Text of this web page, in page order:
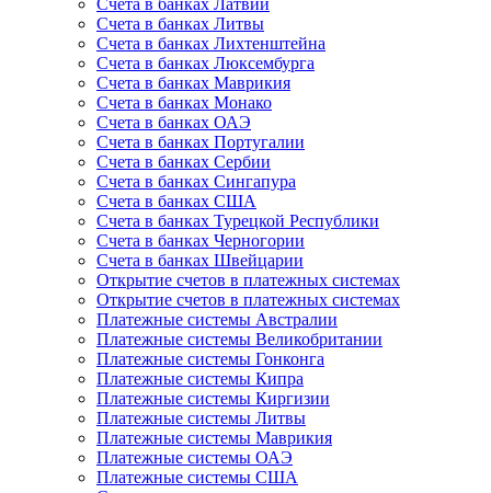
Счета в банках Латвии
Счета в банках Литвы
Счета в банках Лихтенштейна
Счета в банках Люксембурга
Счета в банках Маврикия
Счета в банках Монако
Счета в банках ОАЭ
Счета в банках Португалии
Счета в банках Сербии
Счета в банках Сингапура
Счета в банках США
Счета в банках Турецкой Республики
Счета в банках Черногории
Счета в банках Швейцарии
Открытие счетов в платежных системах
Открытие счетов в платежных системах
Платежные системы Австралии
Платежные системы Великобритании
Платежные системы Гонконга
Платежные системы Кипра
Платежные системы Киргизии
Платежные системы Литвы
Платежные системы Маврикия
Платежные системы ОАЭ
Платежные системы США